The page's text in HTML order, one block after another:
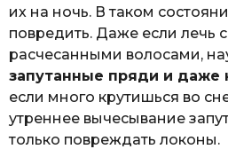
их на ночь. В таком
повредить. Даже если лечь
расчесанными волосами,
запутанные пряди и даже
если много крутишься во
утреннее вычесывание
только повреждать локоны.